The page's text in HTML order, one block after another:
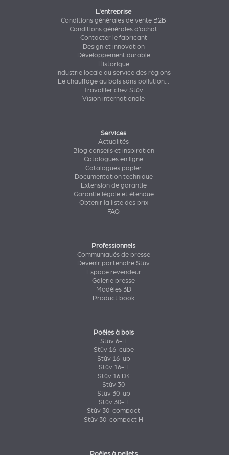
L'entreprise
Conditions générales de vente B2B
Conditions générales d’achat
Contacter le fabricant
Design et innovation
Développement durable
Historique
Industrie locale au service des régions
Le chauffage au bois sans pollution...
Travailler chez Stûv
Vision internationale
Services
Actualités
Blog conseils et inspiration
Catalogues en ligne
Catalogues papier
Documentation technique
Extension de garantie
Garantie légale et étendue
Obtenir la liste des prix
FAQ
Professionnels
Communiqués de presse
Devenir partenaire Stûv
Espace revendeur
Galerie presse
Modèles 3D
Product book
Poêles à bois
Stûv 6-H
Stûv 16-cube
Stûv 16-up
Stûv 16-H
Stûv 16 D4
Stûv 30
Stûv 30-up
Stûv 30-H
Stûv 30-compact
Stûv 30-compact H